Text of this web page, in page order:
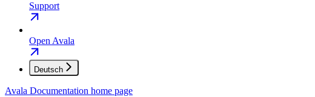
Support
Open Avala
Deutsch
Avala Documentation home page